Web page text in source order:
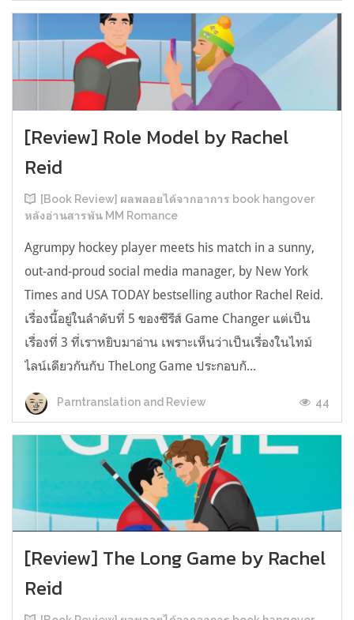
[Review] Role Model by Rachel
Reid
[Book Review] ผลพลอยได้จากอาการ book hangover
หลังอ่านสารพัน MM Romance
Agrumpy hockey player meets his match in a sunny,
out-and-proud social media manager, by New York
Times and USA TODAY bestselling author Rachel Reid.
เรื่องนี้อยู่ในลำดับที่ 5 ของซีรีส์ Game Changer แต่เป็น
เรื่องที่ 3 ที่เราหยิบมาอ่าน เพราะเห็นว่าเป็นเรื่องในไทม์
ไลน์เดียวกันกับ TheLong Game ประกอบกั...
Parntranslation and Review 44
[Review] The Long Game by Rachel
Reid